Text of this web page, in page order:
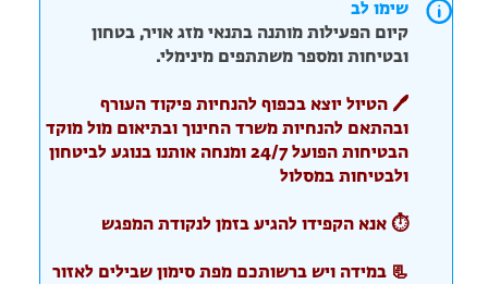
שימו לב
קיום הפעילות מותנה בתנאי מזג אויר, בטחון
ובטיחות ומספר משתתפים מינימלי.
🖊️ הטיול יוצא בכפוף להנחיות פיקוד העורף
ובהתאם להנחיות משרד החינוך ובתיאום מול מוקד
הבטיחות הפועל 24/7 ומנחה אותנו בנוגע לביטחון
ולבטיחות במסלול
⏱️ אנא הקפידו להגיע בזמן לנקודת המפגש
📃 במידה ויש ברשותכם מפת סימון שבילים לאזור